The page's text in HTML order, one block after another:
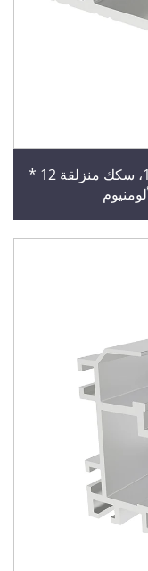
دليل سكك ألومنيوم صناعي مفرغ 1240، سكك منزلقة 12 *